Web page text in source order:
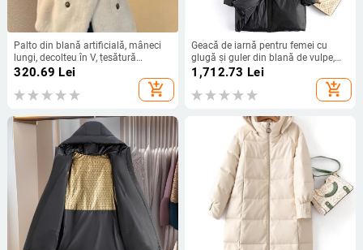
Palto din blană artificială, mâneci
lungi, decolteu în V, țesătură
chenille cu spandex
320.69 Lei
add_shopping_cart
Geacă de iarnă pentru femei cu
glugă și guler din blană de vulpe,
umplutură din puf de rață alb 301–
350 g, lungime medie 65–80 cm,
croială Slim, închidere cu fermoar
1,712.73 Lei
add_shopping_cart